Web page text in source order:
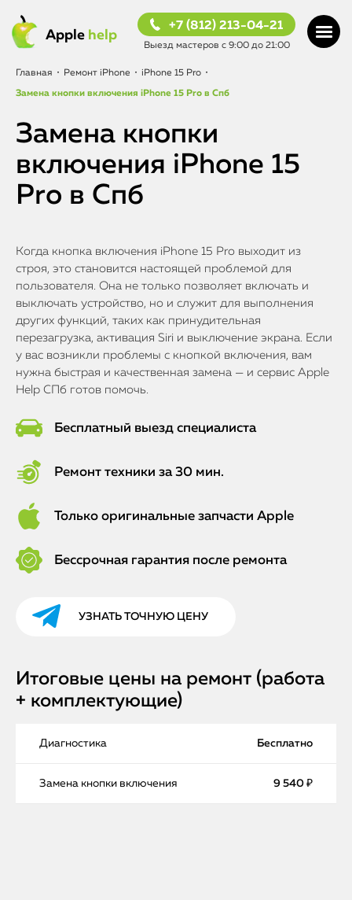
Apple help
+7 (812) 213-04-21
Выезд мастеров с 9:00 до 21:00
Главная • Ремонт iPhone • iPhone 15 Pro •
Замена кнопки включения iPhone 15 Pro в Спб
Замена кнопки
включения iPhone 15
Pro в Спб
Когда кнопка включения iPhone 15 Pro выходит из
строя, это становится настоящей проблемой для
пользователя. Она не только позволяет включать и
выключать устройство, но и служит для выполнения
других функций, таких как принудительная
перезагрузка, активация Siri и выключение экрана. Если
у вас возникли проблемы с кнопкой включения, вам
нужна быстрая и качественная замена — и сервис Apple
Help СПб готов помочь.
Бесплатный выезд специалиста
Ремонт техники за 30 мин.
Только оригинальные запчасти Apple
Бессрочная гарантия после ремонта
УЗНАТЬ ТОЧНУЮ ЦЕНУ
Итоговые цены на ремонт (работа
+ комплектующие)
Диагностика Бесплатно
Замена кнопки включения 9 540 ₽